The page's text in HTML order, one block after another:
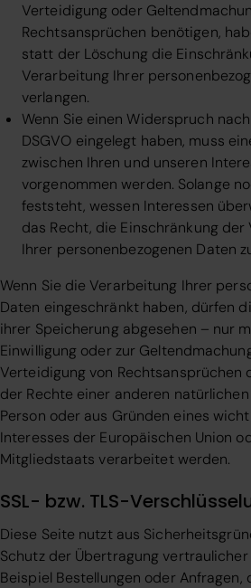
Verteidigung oder
Rechtsansprüchen benötigen,
statt der Löschung die
Verarbeitung Ihrer
verlangen.
Wenn Sie einen Widerspruch nach
DSGVO eingelegt haben, muss
zwischen Ihren und unseren
vorgenommen werden. Solange
feststeht, wessen Interessen
das Recht, die Einschränkung der
Ihrer personenbezogenen Daten
Wenn Sie die Verarbeitung Ihrer
Daten eingeschränkt haben, dürfen
ihrer Speicherung abgesehen – nur
Einwilligung oder zur
Verteidigung von Rechtsansprüchen
der Rechte einer anderen
Person oder aus Gründen eines
Interesses der Europäischen Union
Mitgliedstaats verarbeitet werden.
SSL- bzw. TLS-
Diese Seite nutzt aus
Schutz der Übertragung vertraulicher
Beispiel Bestellungen oder Anfragen,